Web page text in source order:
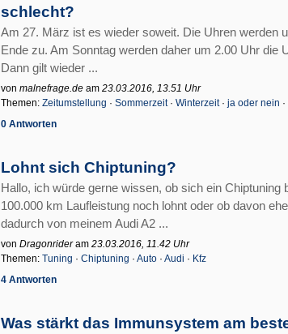
schlecht?
Am 27. März ist es wieder soweit. Die Uhren werden
Ende zu. Am Sonntag werden daher um 2.00 Uhr die
Dann gilt wieder ...
von malnefrage.de am 23.03.2016, 13.51 Uhr
Themen: Zeitumstellung · Sommerzeit· Winterzeit· ja oder nein ·
0 Antworten
Lohnt sich Chiptuning?
Hallo, ich würde gerne wissen, ob sich ein Chiptuning
100.000 km Laufleistung noch lohnt oder ob davon
dadurch von meinem Audi A2 ...
von Dragonrideram 23.03.2016, 11.42 Uhr
Themen: Tuning · Chiptuning · Auto · Audi · Kfz
4 Antworten
Was stärkt das Immunsystem am